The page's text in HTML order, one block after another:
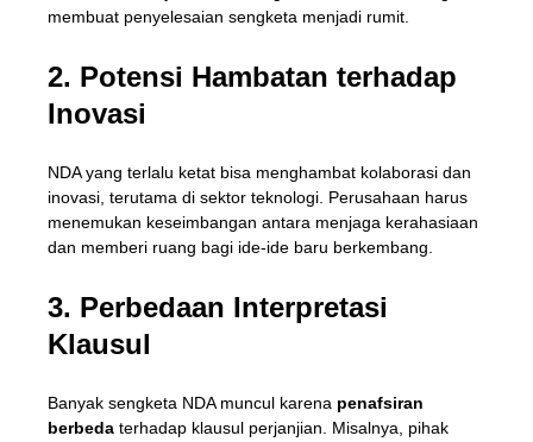
membuat penyelesaian sengketa menjadi rumit.
2. Potensi Hambatan terhadap
Inovasi
NDA yang terlalu ketat bisa menghambat kolaborasi dan
inovasi, terutama di sektor teknologi. Perusahaan harus
menemukan keseimbangan antara menjaga kerahasiaan
dan memberi ruang bagi ide-ide baru berkembang.
3. Perbedaan Interpretasi
Klausul
Banyak sengketa NDA muncul karena penafsiran
berbedaterhadap klausul perjanjian. Misalnya, pihak